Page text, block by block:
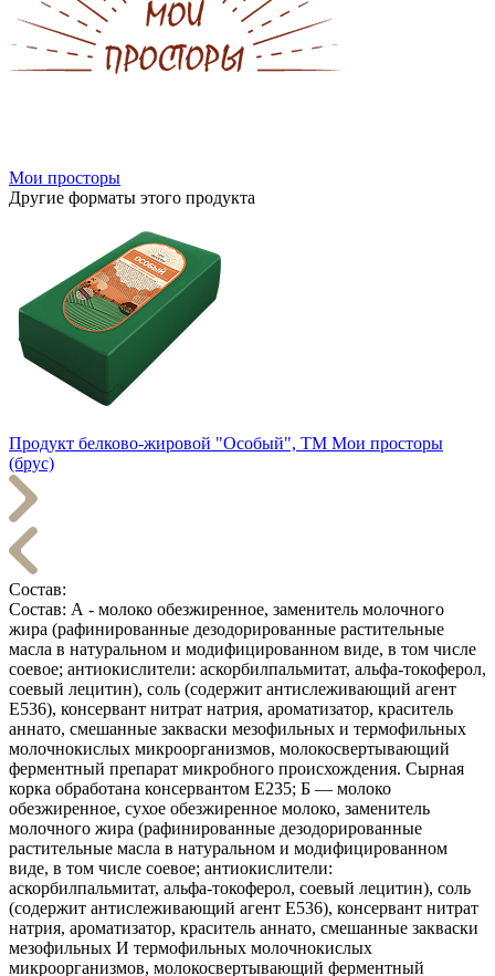
Мои просторы
Другие форматы этого продукта
Продукт белково-жировой "Особый", ТМ Мои просторы
(брус)
Состав:
Состав: А - молоко обезжиренное, заменитель молочного
жира (рафинированные дезодорированные растительные
масла в натуральном и модифицированном виде, в том числе
соевое; антиокислители: аскорбилпальмитат, альфа-токоферол,
соевый лецитин), соль (содержит антислеживающий агент
Е536), консервант нитрат натрия, ароматизатор, краситель
аннато, смешанные закваски мезофильных и термофильных
молочнокислых микроорганизмов, молокосвертывающий
ферментный препарат микробного происхождения. Сырная
корка обработана консервантом Е235; Б — молоко
обезжиренное, сухое обезжиренное молоко, заменитель
молочного жира (рафинированные дезодорированные
растительные масла в натуральном и модифицированном
виде, в том числе соевое; антиокислители:
аскорбилпальмитат, альфа-токоферол, соевый лецитин), соль
(содержит антислеживающий агент Е536), консервант нитрат
натрия, ароматизатор, краситель аннато, смешанные закваски
мезофильных И термофильных молочнокислых
микроорганизмов, молокосвертывающий ферментный